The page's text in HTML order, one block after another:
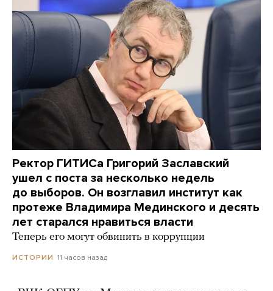
Ректор ГИТИСа Григорий Заславский
ушел с поста за несколько недель
до выборов. Он возглавил институт как
протеже Владимира Мединского и десять
лет старался нравиться власти
Теперь его могут обвинить в коррупции
ИСТОРИИ 11 часов назад